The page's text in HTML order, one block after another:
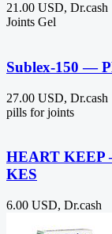
21.00 USD, Dr.cash
Joints Gel
Sublex-150 —
27.00 USD, Dr.cash
pills for joints
HEART
KES
6.00 USD, Dr.cash